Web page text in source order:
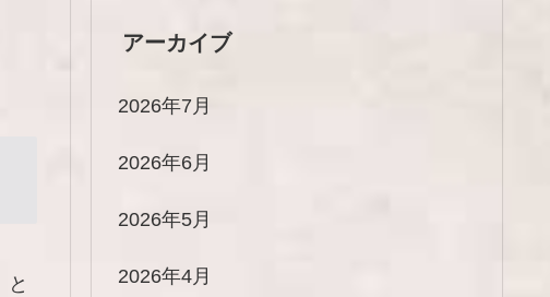
と
アーカイブ
2026年7月
2026年6月
2026年5月
2026年4月